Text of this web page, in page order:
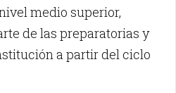
medio superior,
de las preparatorias y
a partir del ciclo